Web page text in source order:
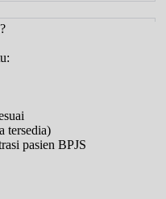
tersedia)
pasien BPJS